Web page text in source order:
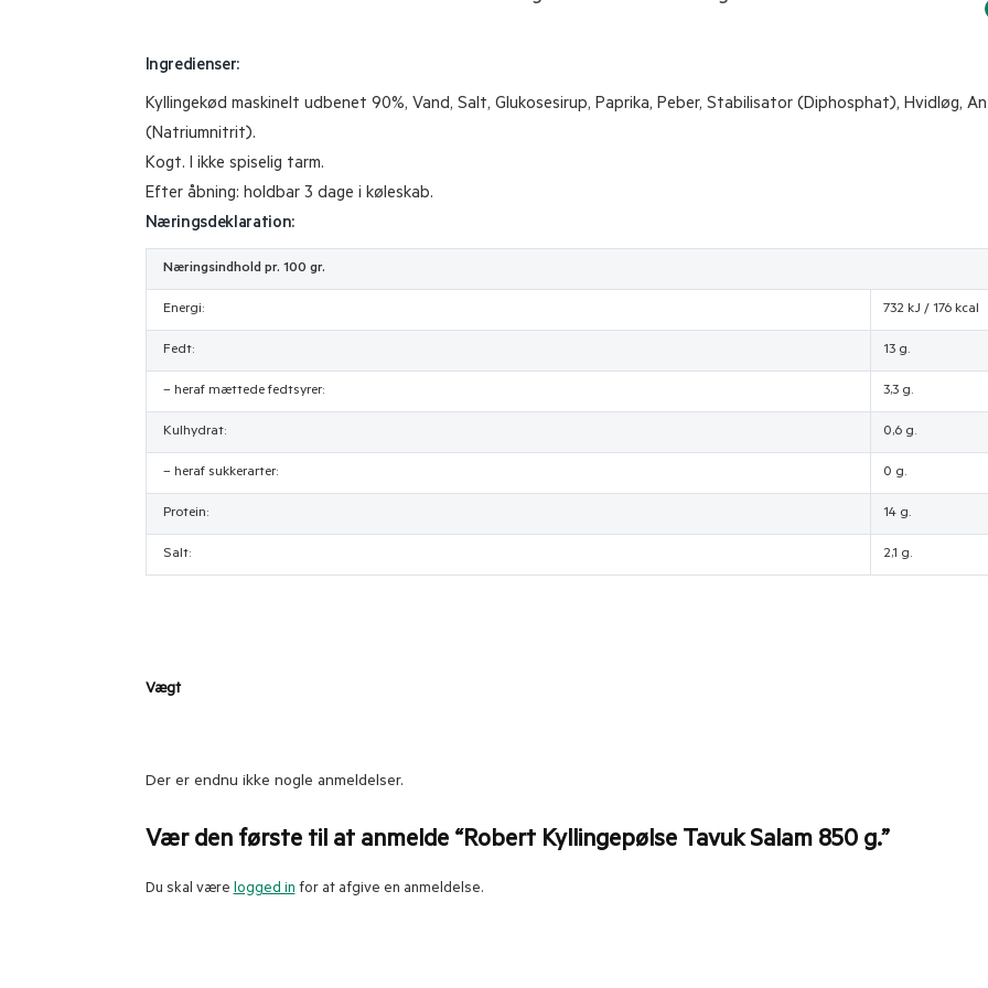
Ingredienser:
Kyllingekød maskinelt udbenet 90%, Vand, Salt, Glukosesirup, Paprika, Peber, Stabilisator (Diphosphat), Hvidløg,
(Natriumnitrit).
Kogt. I ikke spiselig tarm.
Efter åbning: holdbar 3 dage i køleskab.
Næringsdeklaration:
Næringsindhold pr. 100 gr.
Energi: 732 kJ / 176 kcal
Fedt: 13 g.
– heraf mættede fedtsyrer: 3,3 g.
Kulhydrat: 0,6 g.
– heraf sukkerarter: 0 g.
Protein: 14 g.
Salt: 2,1 g.
Vægt
Der er endnu ikke nogle anmeldelser.
Vær den første til at anmelde “Robert Kyllingepølse Tavuk Salam 850 g.”
Du skal være logged in for at afgive en anmeldelse.